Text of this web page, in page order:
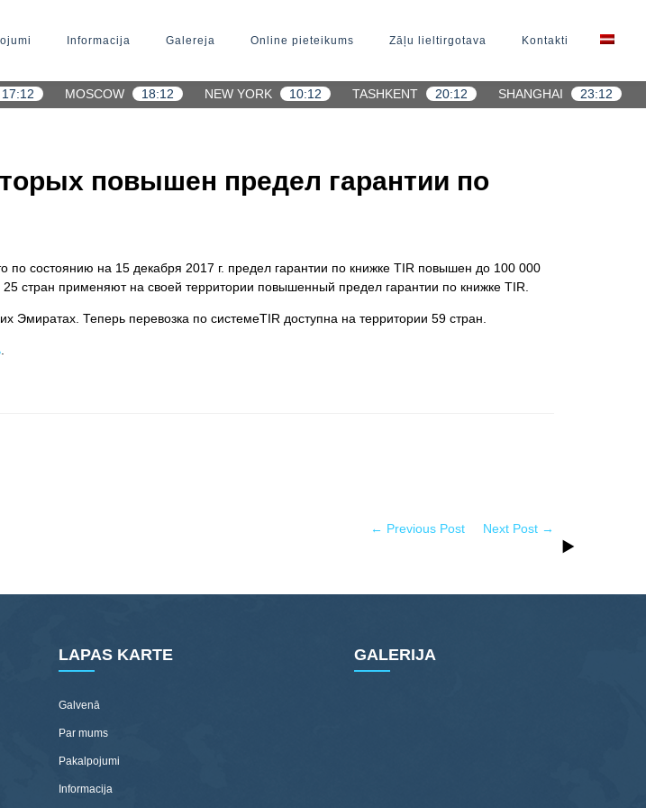
Informacija Galereja Online pieteikums Zāļu lieltirgotava Kontakti
17:12 MOSCOW 18:12 NEW YORK 10:12 TASHKENT 20:12 SHANGHAI 23:12
повышен предел гарантии по
состоянию на 15 декабря 2017 г. предел гарантии по книжке TIR повышен до 100 000
стран применяют на своей территории повышенный предел гарантии по книжке TIR.
Теперь перевозка по системеTIR доступна на территории 59 стран.
← Previous Post Next Post →
LAPAS KARTE
Galvenā
Par mums
Pakalpojumi
Informacija
GALERIJA